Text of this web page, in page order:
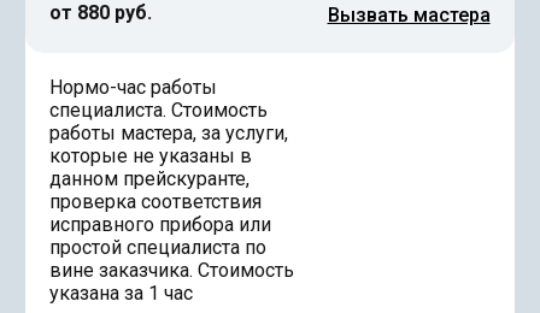
от 880 руб.
Вызвать мастера
Нормо-час работы
специалиста. Стоимость
работы мастера, за услуги,
которые не указаны в
данном прейскуранте,
проверка соответствия
исправного прибора или
простой специалиста по
вине заказчика. Стоимость
указана за 1 час